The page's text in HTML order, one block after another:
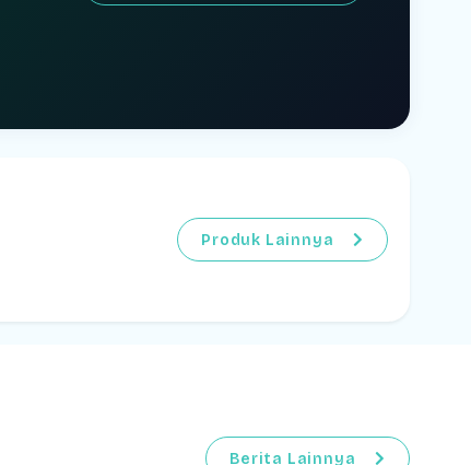
Produk Lainnya
Berita Lainnya